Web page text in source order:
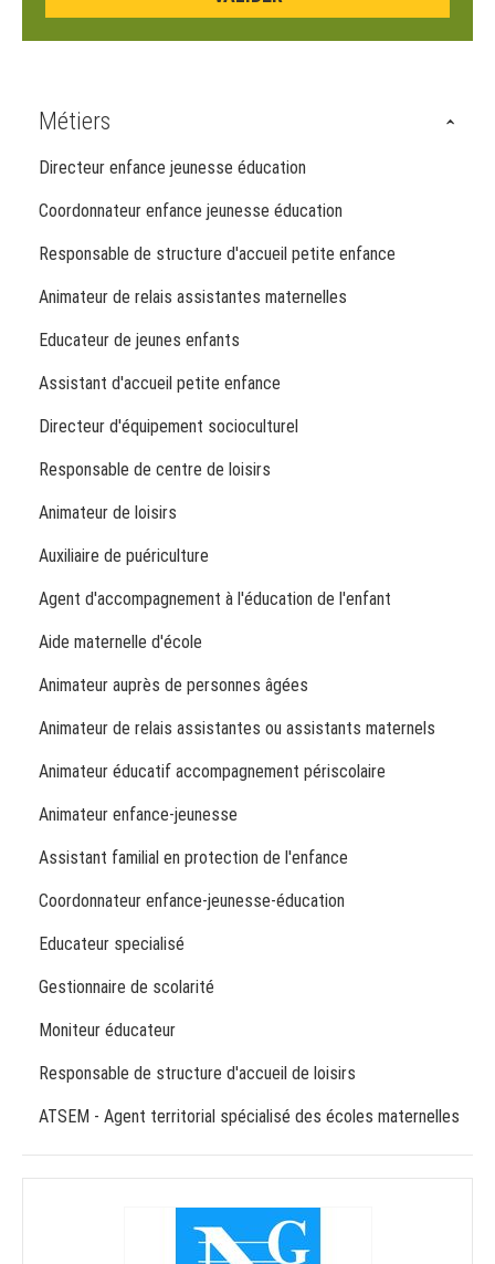
Métiers
Directeur enfance jeunesse éducation
Coordonnateur enfance jeunesse éducation
Responsable de structure d'accueil petite enfance
Animateur de relais assistantes maternelles
Educateur de jeunes enfants
Assistant d'accueil petite enfance
Directeur d'équipement socioculturel
Responsable de centre de loisirs
Animateur de loisirs
Auxiliaire de puériculture
Agent d'accompagnement à l'éducation de l'enfant
Aide maternelle d'école
Animateur auprès de personnes âgées
Animateur de relais assistantes ou assistants maternels
Animateur éducatif accompagnement périscolaire
Animateur enfance-jeunesse
Assistant familial en protection de l'enfance
Coordonnateur enfance-jeunesse-éducation
Educateur specialisé
Gestionnaire de scolarité
Moniteur éducateur
Responsable de structure d'accueil de loisirs
ATSEM - Agent territorial spécialisé des écoles maternelles